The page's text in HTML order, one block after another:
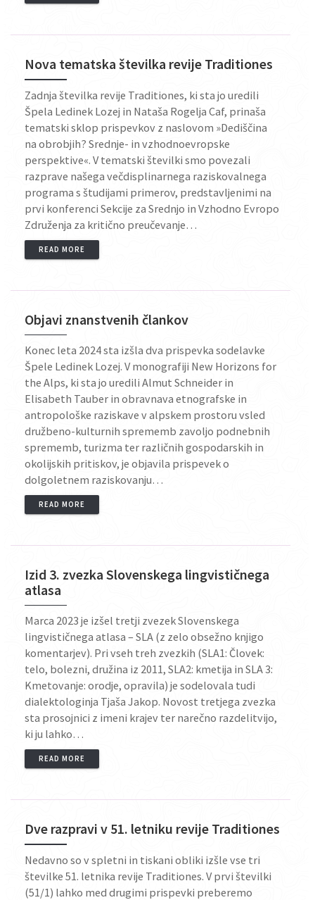
Nova tematska številka revije Traditiones
Zadnja številka revije Traditiones, ki sta jo uredili
Špela Ledinek Lozej in Nataša Rogelja Caf, prinaša
tematski sklop prispevkov z naslovom »Dediščina
na obrobjih? Srednje- in vzhodnoevropske
perspektive«. V tematski številki smo povezali
razprave našega večdisplinarnega raziskovalnega
programa s študijami primerov, predstavljenimi na
prvi konferenci Sekcije za Srednjo in Vzhodno Evropo
Združenja za kritično preučevanje…
READ MORE
Objavi znanstvenih člankov
Konec leta 2024 sta izšla dva prispevka sodelavke
Špele Ledinek Lozej. V monografiji New Horizons for
the Alps, ki sta jo uredili Almut Schneider in
Elisabeth Tauber in obravnava etnografske in
antropološke raziskave v alpskem prostoru vsled
družbeno-kulturnih sprememb zavoljo podnebnih
sprememb, turizma ter različnih gospodarskih in
okolijskih pritiskov, je objavila prispevek o
dolgoletnem raziskovanju…
READ MORE
Izid 3. zvezka Slovenskega lingvističnega
atlasa
Marca 2023 je izšel tretji zvezek Slovenskega
lingvističnega atlasa – SLA (z zelo obsežno knjigo
komentarjev). Pri vseh treh zvezkih (SLA1: Človek:
telo, bolezni, družina iz 2011, SLA2: kmetija in SLA 3:
Kmetovanje: orodje, opravila) je sodelovala tudi
dialektologinja Tjaša Jakop. Novost tretjega zvezka
sta prosojnici z imeni krajev ter narečno razdelitvijo,
ki ju lahko…
READ MORE
Dve razpravi v 51. letniku revije Traditiones
Nedavno so v spletni in tiskani obliki izšle vse tri
številke 51. letnika revije Traditiones. V prvi številki
(51/1) lahko med drugimi prispevki preberemo